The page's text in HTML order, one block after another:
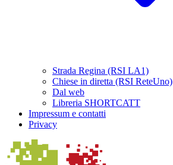
Strada Regina (RSI LA1)
Chiese in diretta (RSI ReteUno)
Dal web
Libreria SHORTCATT
Impressum e contatti
Privacy